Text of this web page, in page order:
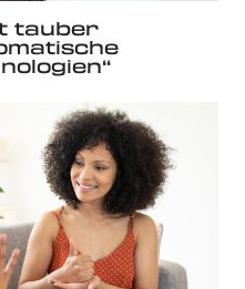
tauber